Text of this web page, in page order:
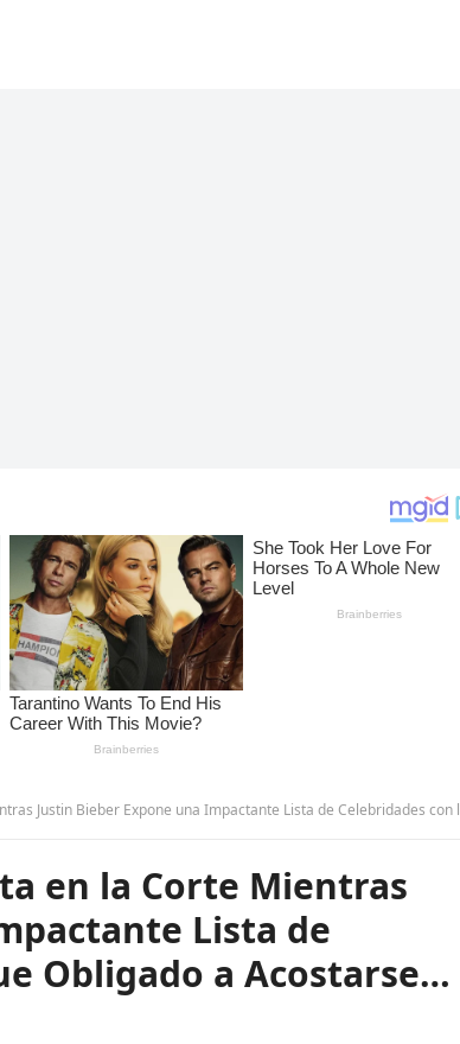
Expone una Impactante Lista de Celebridades con las que Fue Obligado a Acostarse… –
en la Corte Mientras
Lista de
Obligado a Acostarse…